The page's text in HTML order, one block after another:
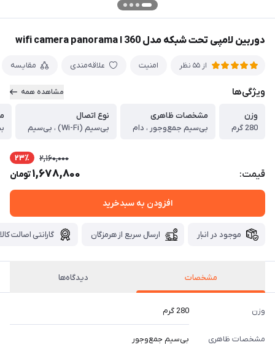
دوربین لامپی تحت شبکه مدل 360 ا wifi camera panorama
از 55 نظر امنیت علاقه‌مندی مقایسه
ویژگی‌ها مشاهده همه
وزن
280 گرم
مشخصات ظاهری
بی‌سیم جمع‌وجور ، دام
نوع اتصال
بی‌سیم (Wi-Fi) ، بی‌سیم
قیمت:
2,160,000 23٪
1,678,800تومان
افزودن به سبدخرید
موجود در انبار ارسال سریع از هرمزگان گارانتی اصالت کالا
مشخصات دیدگاه‌ها
وزن 280 گرم
مشخصات ظاهری
بی‌سیم جمع‌وجور